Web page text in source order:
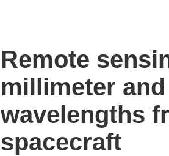
Remote
millimeter
wavelengths
spacecraft